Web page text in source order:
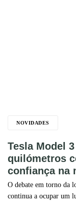
NOVIDADES
Tesla Model
quilómetros
confiança na
O debate em torno da
continua a ocupar um